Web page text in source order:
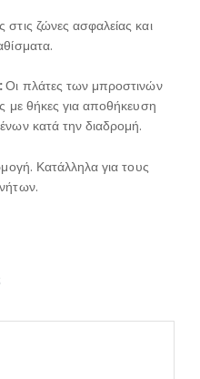
ζώνες ασφαλείας και
Οι πλάτες των μπροστινών
με θήκες για αποθήκευση
κατά την διαδρομή.
Κατάλληλα για τους